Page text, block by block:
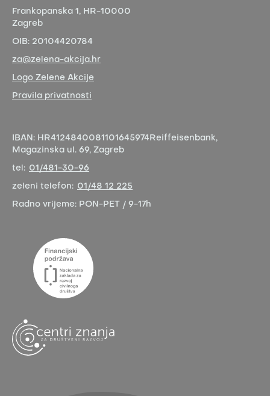
Frankopanska 1, HR-10000
Zagreb
OIB: 20104420784
za@zelena-akcija.hr
Logo Zelene Akcije
Pravila privatnosti
IBAN: HR4124840081101645974 Reiffeisenbank,
Magazinska ul. 69, Zagreb
tel: 01/481-30-96
zeleni telefon: 01/48 12 225
Radno vrijeme: PON-PET / 9-17h